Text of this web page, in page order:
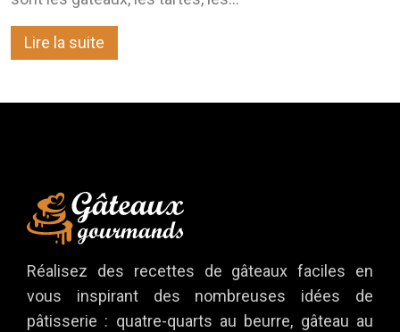
Lire la suite
Réalisez des recettes de gâteaux faciles en
vous inspirant des nombreuses idées de
pâtisserie : quatre-quarts au beurre, gâteau au